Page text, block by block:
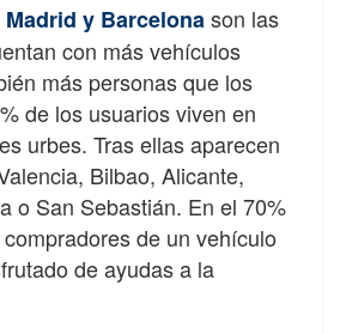
Madrid y Barcelonason las
con más vehículos
más personas que los
de los usuarios viven en
urbes. Tras ellas aparecen
Bilbao, Alicante,
o San Sebastián. En el 70%
de un vehículo
de ayudas a la